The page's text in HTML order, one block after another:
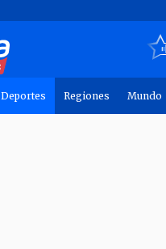
Deportes Regiones Mundo